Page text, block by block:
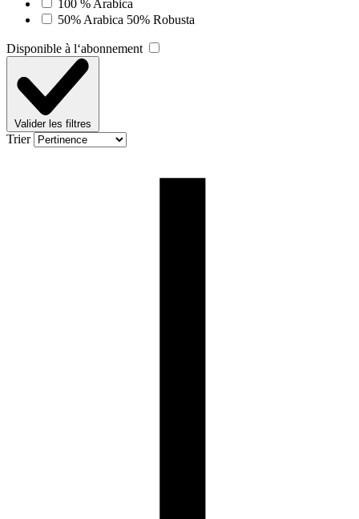
100 % Arabica
50% Arabica 50% Robusta
Disponible à l‘abonnement
Valider les filtres
Trier